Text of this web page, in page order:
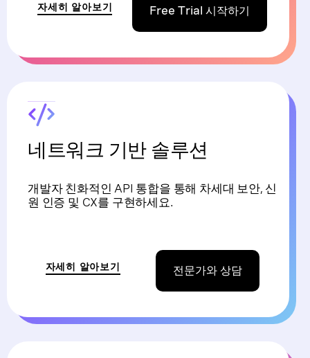
자세히 알아보기 Free Trial 시작하기
네트워크 기반 솔루션
개발자 친화적인 API 통합을 통해 차세대 보안, 신
원 인증 및 CX를 구현하세요.
자세히 알아보기 전문가와 상담